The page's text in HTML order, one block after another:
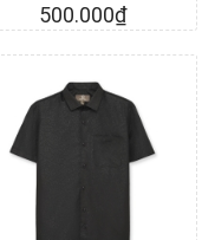
500.000₫